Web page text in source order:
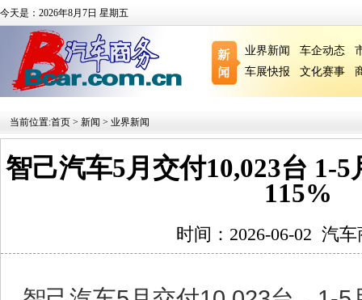
今天是：2026年8月7日 星期五
业界新闻 车企动态
车展快报
文化赛事
当前位置:首页 > 新闻 > 业界新闻
智己汽车5月交付10,023台 1-
115%
时间：2026-06-02 汽车